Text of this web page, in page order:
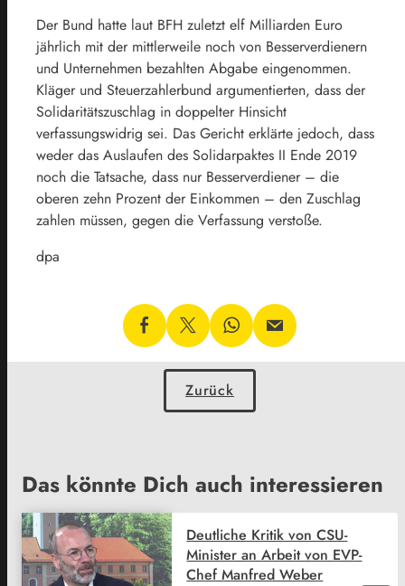
Der Bund hatte laut BFH zuletzt elf Milliarden Euro
jährlich mit der mittlerweile noch von Besserverdienern
und Unternehmen bezahlten Abgabe eingenommen.
Kläger und Steuerzahlerbund argumentierten, dass der
Solidaritätszuschlag in doppelter Hinsicht
verfassungswidrig sei. Das Gericht erklärte jedoch, dass
weder das Auslaufen des Solidarpaktes II Ende 2019
noch die Tatsache, dass nur Besserverdiener – die
oberen zehn Prozent der Einkommen – den Zuschlag
zahlen müssen, gegen die Verfassung verstoße.
dpa
Zurück
Das könnte Dich auch interessieren
Deutliche Kritik von CSU-
Minister an Arbeit von EVP-
Chef Manfred Weber